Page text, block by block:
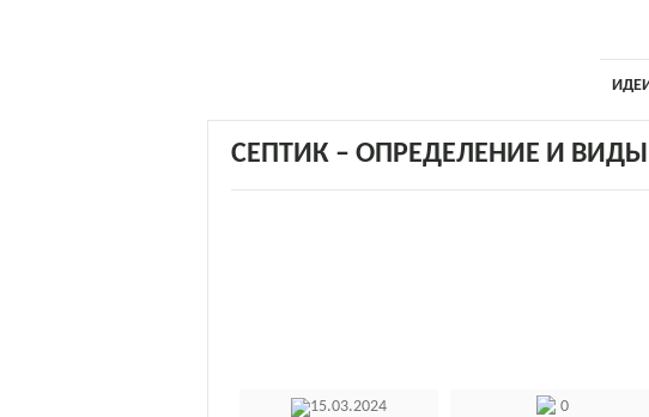
СЕПТИК – ОПРЕДЕЛЕНИЕ И ВИДЫ
15.03.2024 0